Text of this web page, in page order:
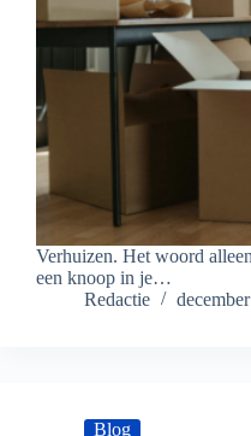
Verhuizen. Het woord
een knoop in je…
Redactie
Blog